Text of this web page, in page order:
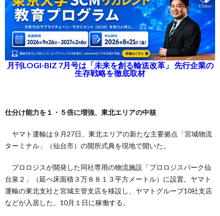
月刊LOGI-BIZ 7月号は「未来を創る輸送改革」 先行企業の
生存戦略を徹底取材
仕分け能力を１・５倍に増強、東北エリアの中核
ヤマト運輸は９月27日、東北エリアの新たな主要拠点「宮城物流
ターミナル」（仙台市）の開所式典を現地で開いた。
プロロジスが開発した同社専用の物流施設「プロロジスパーク仙
台泉２」（延べ床面積３万８８１３平方メートル）に設置。ヤマト
運輸の東北支社と宮城主管支店を移設し、ヤマトグループ10社支店
などが入居した。10月１日に稼働する。